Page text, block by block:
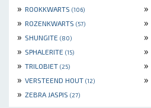
» ROOKKWARTS (106) »
» ROZENKWARTS (57) »
» SHUNGITE (80) »
» SPHALERITE (15) »
» TRILOBIET (25) »
» VERSTEEND HOUT (12) »
» ZEBRA JASPIS (27)